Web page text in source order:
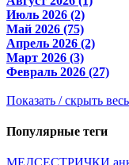
Июль 2026 (2)
Май 2026 (75)
Апрель 2026 (2)
Март 2026 (3)
Февраль 2026 (27)
Показать / скрыть
Популярные теги